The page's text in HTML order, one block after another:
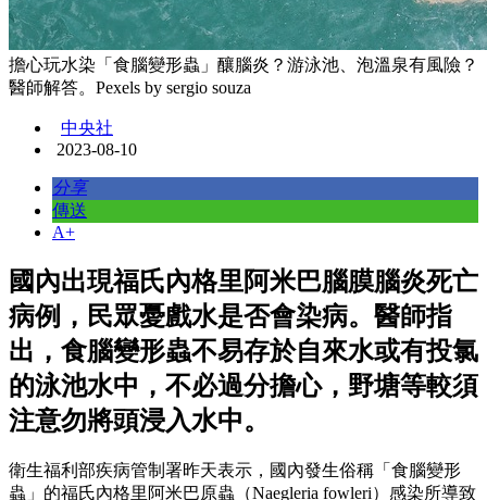
擔心玩水染「食腦變形蟲」釀腦炎？游泳池、泡溫泉有風險？
醫師解答。Pexels by sergio souza
中央社
2023-08-10
分享
傳送
A+
國內出現福氏內格里阿米巴腦膜腦炎死亡
病例，民眾憂戲水是否會染病。醫師指
出，食腦變形蟲不易存於自來水或有投氯
的泳池水中，不必過分擔心，野塘等較須
注意勿將頭浸入水中。
衛生福利部疾病管制署昨天表示，國內發生俗稱「食腦變形
蟲」的福氏內格里阿米巴原蟲（Naegleria fowleri）感染所導致